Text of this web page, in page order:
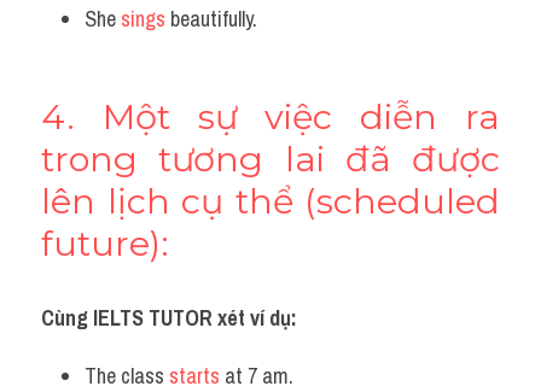
She sings beautifully.
4. Một sự việc diễn ra
trong tương lai đã được
lên lịch cụ thể (scheduled
future):
Cùng IELTS TUTOR xét ví dụ:
The class starts at 7 am.